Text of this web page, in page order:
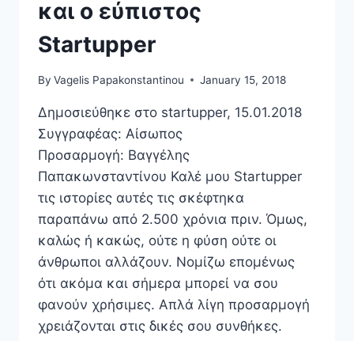
ΘΕΣΣΑΛΟΝΊΚΗΣ;
και ο εύπιστος
Startupper
By Vagelis Papakonstantinou January 15, 2018
Δημοσιεύθηκε στο startupper, 15.01.2018
Συγγραφέας: Αίσωπος
Προσαρμογή: Βαγγέλης
Παπακωνσταντίνου Καλέ μου Startupper
τις ιστορίες αυτές τις σκέφτηκα
παραπάνω από 2.500 χρόνια πριν. Όμως,
καλώς ή κακώς, ούτε η φύση ούτε οι
άνθρωποι αλλάζουν. Νομίζω επομένως
ότι ακόμα και σήμερα μπορεί να σου
φανούν χρήσιμες. Απλά λίγη προσαρμογή
χρειάζονται στις δικές σου συνθήκες.